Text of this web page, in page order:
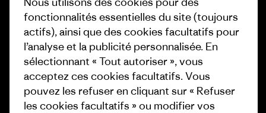
1% For The Planet
Comment nous finançons
Nos magasins
Presse et media
Industry program
Programme d’affiliation
Patagonia Suisse Plan du site
fonctionnalités essentielles du site (toujours
actifs), ainsi que des cookies facultatifs pour
l’analyse et la publicité personnalisée. En
sélectionnant « Tout autoriser », vous
acceptez ces cookies facultatifs. Vous
pouvez les refuser en cliquant sur « Refuser
les cookies facultatifs » ou modifier vos